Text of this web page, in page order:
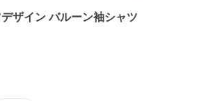
ザイン バルーン袖シャツ